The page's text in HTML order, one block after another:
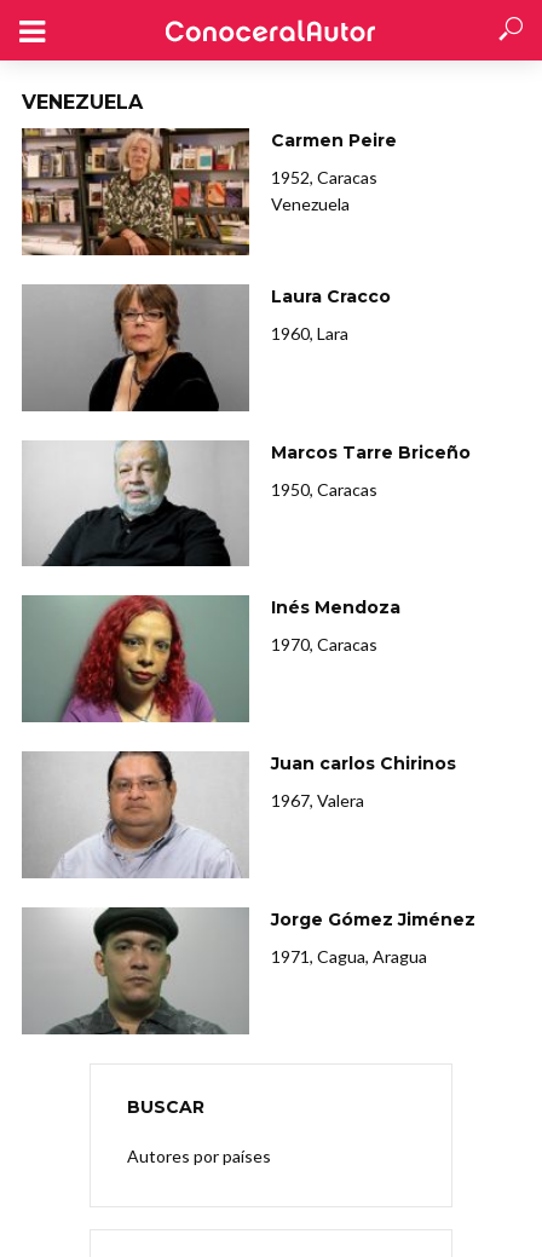
VENEZUELA
Carmen Peire
1952, Caracas
Venezuela
Laura Cracco
1960, Lara
Marcos Tarre Briceño
1950, Caracas
Inés Mendoza
1970, Caracas
Juan carlos Chirinos
1967, Valera
Jorge Gómez Jiménez
1971, Cagua, Aragua
BUSCAR
Autores por países